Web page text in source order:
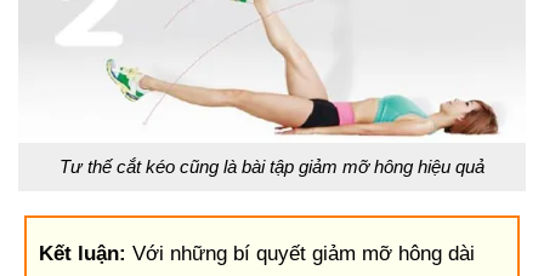
Tư thế cắt kéo cũng là bài tập giảm mỡ hông hiệu quả
Kết luận: Với những bí quyết giảm mỡ hông dài